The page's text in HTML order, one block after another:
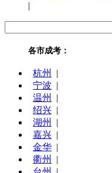
|
各市成考：
杭州
|
宁波 |
温州
|
绍兴 |
湖州
|
嘉兴 |
金华 |
衢州
|